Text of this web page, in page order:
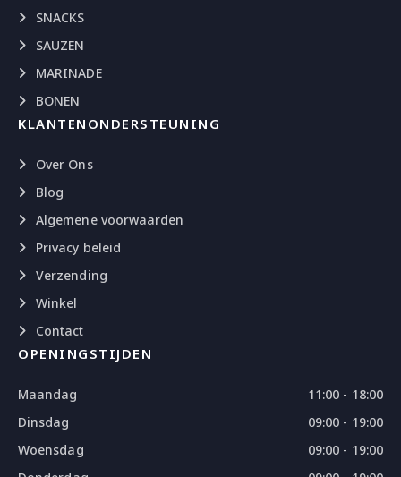
SNACKS
SAUZEN
MARINADE
BONEN
KLANTENONDERSTEUNING
Over Ons
Blog
Algemene voorwaarden
Privacy beleid
Verzending
Winkel
Contact
OPENINGSTIJDEN
Maandag
11:00 - 18:00
Dinsdag
09:00 - 19:00
Woensdag
09:00 - 19:00